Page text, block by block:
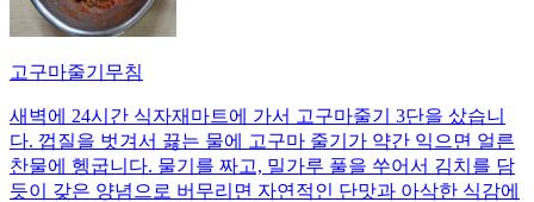
고구마줄기무침
새벽에 24시간 식자재마트에 가서 고구마줄기 3단을 샀습니
다. 껍질을 벗겨서 끓는 물에 고구마 줄기가 약간 익으면 얼른
찬물에 헹굽니다. 물기를 짜고, 밀가루 풀을 쑤어서 김치를 담
듯이 갖은 양념으로 버무리면 자연적인 단맛과 아삭한 식감에